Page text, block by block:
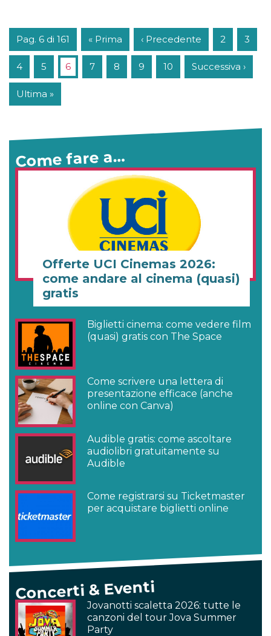
Pag. 6 di 161 « Prima ‹ Precedente 2 3
4 5 6 7 8 9 10 Successiva ›
Ultima »
Come fare a…
Offerte UCI Cinemas 2026:
come andare al cinema (quasi)
gratis
Biglietti cinema: come vedere film
(quasi) gratis con The Space
Come scrivere una lettera di
presentazione efficace (anche
online con Canva)
Audible gratis: come ascoltare
audiolibri gratuitamente su
Audible
Come registrarsi su Ticketmaster
per acquistare biglietti online
Concerti & Eventi
Jovanotti scaletta 2026: tutte le
canzoni del tour Jova Summer
Party